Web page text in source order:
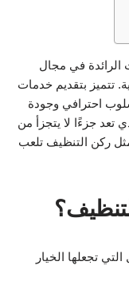
الرائدة في مجال
تتميز بتقديم خدمات
احترافي وجودة
تعد جزءًا لا يتجزأ من
ركن التنظيف تلعب
تجعلها الخيار